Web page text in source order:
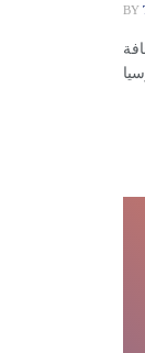
BY